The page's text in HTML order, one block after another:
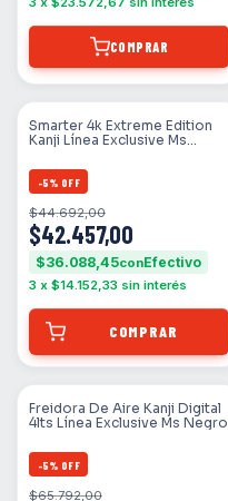
COMPRAR
Smarter 4k Extreme Edition
Kanji Línea Exclusive Ms
-5% OFF
$42.457,00
$44.692,00
$36.088,45con
3 x $14.152,33 sin interés
Freidora De Aire Kanji Digital
4lts Línea Exclusive Ms Negro
-5% OFF
$65.792,00